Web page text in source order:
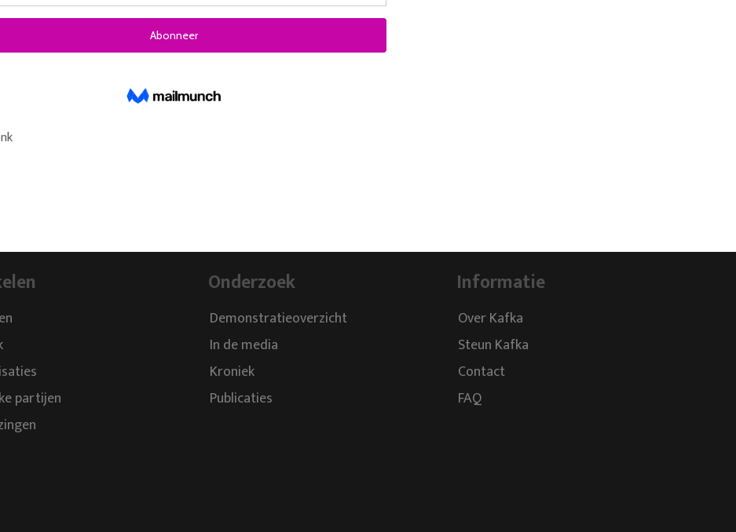
partijen
Onderzoek
Demonstratieoverzicht
In de media
Kroniek
Publicaties
Informatie
Over Kafka
Steun Kafka
Contact
FAQ